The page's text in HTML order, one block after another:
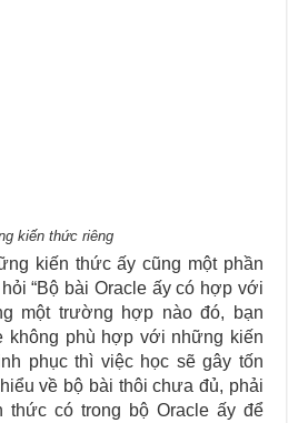
kiến thức riêng
kiến thức ấy cũng một phần
“Bộ bài Oracle ấy có hợp với
một trường hợp nào đó, bạn
không phù hợp với những kiến
phục thì việc học sẽ gây tốn
về bộ bài thôi chưa đủ, phải
thức có trong bộ Oracle ấy để